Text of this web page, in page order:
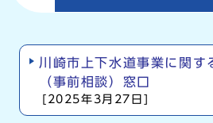
川崎市上下水道事業に関
（事前相談）窓口
[2025年3月27日]